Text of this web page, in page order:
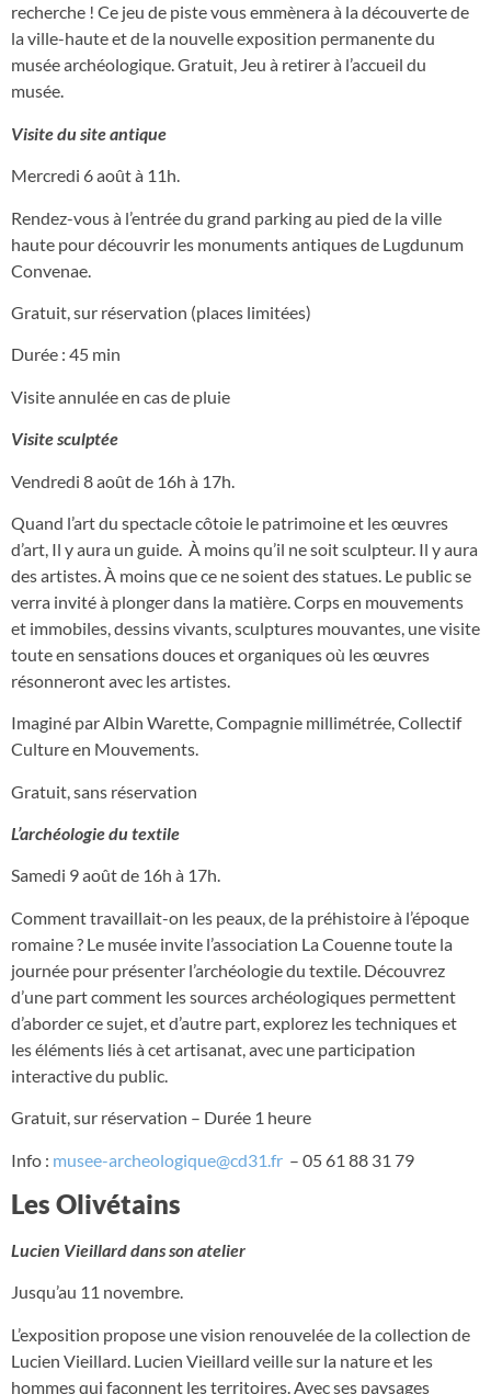
recherche ! Ce jeu de piste vous emmènera à la découverte de
la ville-haute et de la nouvelle exposition permanente du
musée archéologique. Gratuit, Jeu à retirer à l’accueil du
musée.
Visite du site antique
Mercredi 6 août à 11h.
Rendez-vous à l’entrée du grand parking au pied de la ville
haute pour découvrir les monuments antiques de Lugdunum
Convenae.
Gratuit, sur réservation (places limitées)
Durée : 45 min
Visite annulée en cas de pluie
Visite sculptée
Vendredi 8 août de 16h à 17h.
Quand l’art du spectacle côtoie le patrimoine et les œuvres
d’art, Il y aura un guide. À moins qu’il ne soit sculpteur. Il y aura
des artistes. À moins que ce ne soient des statues. Le public se
verra invité à plonger dans la matière. Corps en mouvements
et immobiles, dessins vivants, sculptures mouvantes, une visite
toute en sensations douces et organiques où les œuvres
résonneront avec les artistes.
Imaginé par Albin Warette, Compagnie millimétrée, Collectif
Culture en Mouvements.
Gratuit, sans réservation
L’archéologie du textile
Samedi 9 août de 16h à 17h.
Comment travaillait-on les peaux, de la préhistoire à l’époque
romaine ? Le musée invite l’association La Couenne toute la
journée pour présenter l’archéologie du textile. Découvrez
d’une part comment les sources archéologiques permettent
d’aborder ce sujet, et d’autre part, explorez les techniques et
les éléments liés à cet artisanat, avec une participation
interactive du public.
Gratuit, sur réservation – Durée 1 heure
Info : musee-archeologique@cd31.fr – 05 61 88 31 79
Les Olivétains
Lucien Vieillard dans son atelier
Jusqu’au 11 novembre.
L’exposition propose une vision renouvelée de la collection de
Lucien Vieillard. Lucien Vieillard veille sur la nature et les
hommes qui façonnent les territoires. Avec ses paysages